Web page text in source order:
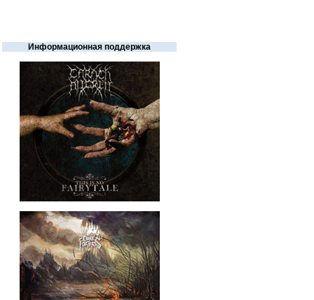
Информационная поддержка